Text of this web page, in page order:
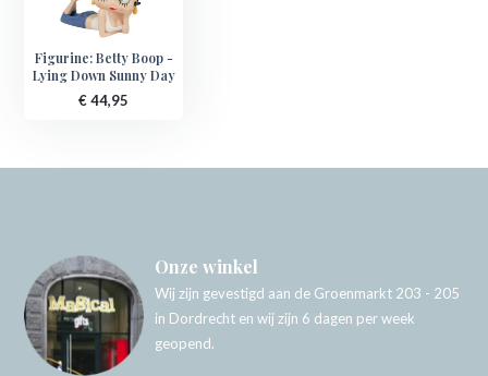
Figurine: Betty Boop -
Lying Down Sunny Day
€ 44,95
Onze winkel
Wij zijn gevestigd aan de Groenmarkt 203 - 205
in Dordrecht en wij zijn 6 dagen per week
geopend.